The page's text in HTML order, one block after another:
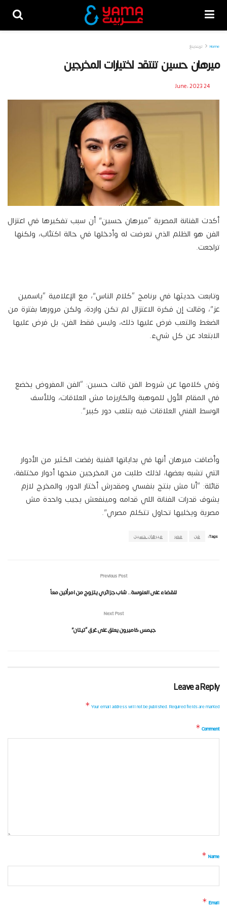
Home تريندينغ
ميرهان حسين تنتقد اختيارات المخرجين
24 June، 2023
أكدت الفنانة المصرية “ميرهان حسين” أن سبب تفكيرها في اعتزال
الفن هو الظلم الذي تعرضت له وأدخلها في حالة اكتئاب، ولكنها
تراجعت.
وتابعت حديثها في برنامج “كلام الناس”، مع الإعلامية “ياسمين
عز”، وقالت إن فكرة الاعتزال لم تكن واردة، ولكن مرورها بفترة من
الضغط والتعب فرض عليها ذلك، وليس فقط الفن، بل فرض عليها
الابتعاد عن كل شيء.
وَفي كلامها عن شروط الفن قالت حسين: “الفن المفروض يخضع
في المقام الأول للموهبة والكاريزما مش العلاقات، وللأسف
الوسط الفني العلاقات فيه بتلعب دور كبير”.
وأضافت ميرهان أنها في بداياتها الفنية رفضت الكثير من الأدوار
التي تشبه بعضها، لذلك طلبت من المخرجين منحها أدوار مختلفة،
قائلة: “أنا مش بنتج بنفسي ومقدرش أختار الدور، والمخرج لازم
يشوف قدرات الفنانة اللي قدامه ومينفعش يجيب واحدة مش
مصرية ويخليها تحاول تتكلم مصري”.
Tags: فن مصر ميرهان حسين
Previous Post
للقضاء على العنوسة.. شاب جزائري يتزوج من امرأتين معاً
Next Post
جيمس كاميرون يعلق على غرق “تيتان”
Leave a Reply
Your email address will not be published.Required fields are marked
*
Comment
*
Name
*
Email
*